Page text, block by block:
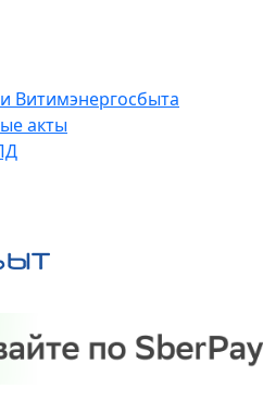
Витимэнергосбыта
акты